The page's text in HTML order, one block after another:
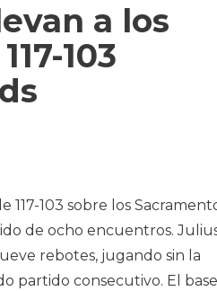
a los
103
117-103 sobre los
de ocho encuentros.
rebotes, jugando sin la
partido consecutivo. El base